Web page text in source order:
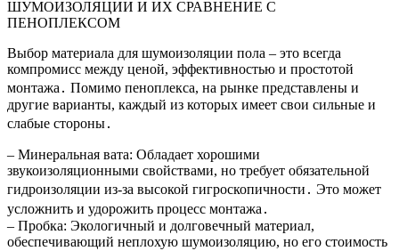
ШУМОИЗОЛЯЦИИ И ИХ СРАВНЕНИЕ С
ПЕНОПЛЕКСОМ
Выбор материала для шумоизоляции пола – это всегда
компромисс между ценой, эффективностью и простотой
монтажа․ Помимо пеноплекса, на рынке представлены и
другие варианты, каждый из которых имеет свои сильные и
слабые стороны․
– Минеральная вата: Обладает хорошими
звукоизоляционными свойствами, но требует обязательной
гидроизоляции из-за высокой гигроскопичности․ Это может
усложнить и удорожить процесс монтажа․
– Пробка: Экологичный и долговечный материал,
обеспечивающий неплохую шумоизоляцию, но его стоимость